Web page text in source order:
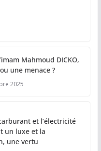
Mahmoud DICKO,
une menace ?
2025
et l’électricité
un luxe et la
une vertu